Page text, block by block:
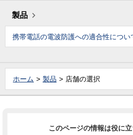
製品
携帯電話の電波防護への適合性につい
ホーム 製品 店舗の選択
このページの情報は役に